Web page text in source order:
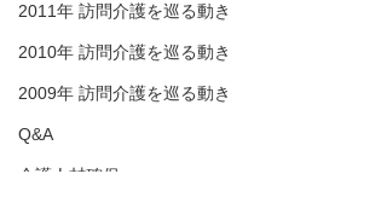
2011年 訪問介護を巡る動き
2010年 訪問介護を巡る動き
2009年 訪問介護を巡る動き
Q&A
介護人材確保